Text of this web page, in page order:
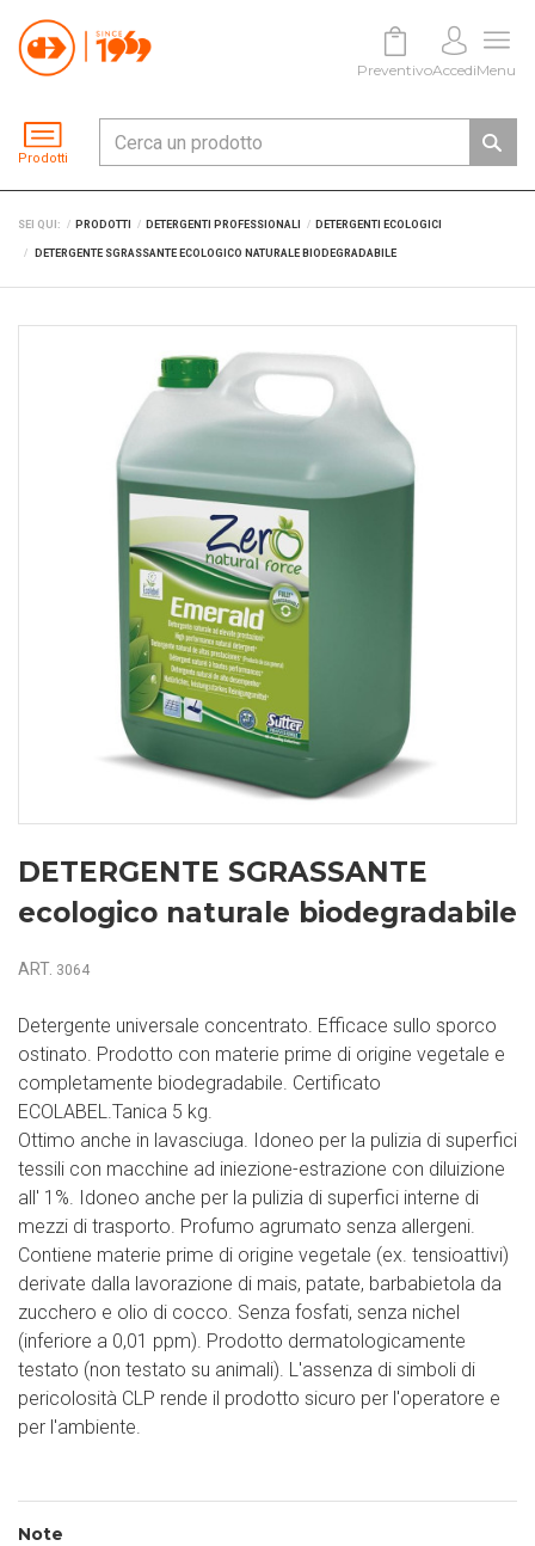
Prodotti
PreventivoAccediMenu
SEI QUI: PRODOTTI DETERGENTI PROFESSIONALI DETERGENTI ECOLOGICI
DETERGENTE SGRASSANTE ECOLOGICO NATURALE BIODEGRADABILE
DETERGENTE SGRASSANTE
ecologico naturale biodegradabile
ART. 3064
Detergente universale concentrato. Efficace sullo sporco
ostinato. Prodotto con materie prime di origine vegetale e
completamente biodegradabile. Certificato
ECOLABEL.Tanica 5 kg.
Ottimo anche in lavasciuga. Idoneo per la pulizia di superfici
tessili con macchine ad iniezione-estrazione con diluizione
all' 1%. Idoneo anche per la pulizia di superfici interne di
mezzi di trasporto. Profumo agrumato senza allergeni.
Contiene materie prime di origine vegetale (ex. tensioattivi)
derivate dalla lavorazione di mais, patate, barbabietola da
zucchero e olio di cocco. Senza fosfati, senza nichel
(inferiore a 0,01 ppm). Prodotto dermatologicamente
testato (non testato su animali). L'assenza di simboli di
pericolosità CLP rende il prodotto sicuro per l'operatore e
per l'ambiente.
Note